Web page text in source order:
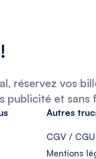
réservez vos
publicité et
Autres
CGV / CGU
Mentions